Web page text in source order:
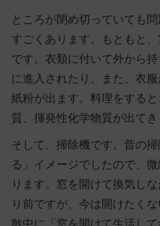
ところが閉め切っていても
すごくあります。もともと
です。衣類に付いて外から
に進入されたり、また、衣
紙粉が出ます。料理をする
質、揮発性化学物質が出てき
そして、掃除機です。昔の
る」イメージでしたので、
ります。窓を開けて換気し
り前ですが、今は開けたく
散中に「窓を開けて生活し